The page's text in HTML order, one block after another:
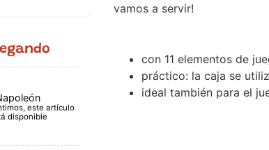
este artículo
disponible
vamos a servir!
con 11 elementos de
práctico: la caja se
ideal también para el